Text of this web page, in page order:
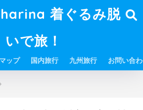
着ぐるみ脱
いで旅！
ップ 国内旅行 九州旅行 お問い合